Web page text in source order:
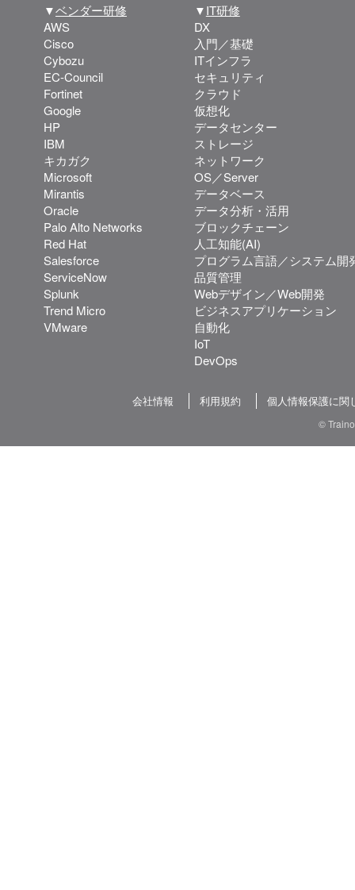
▼ベンダー研修
AWS
Cisco
Cybozu
EC-Council
Fortinet
Google
HP
IBM
キカガク
Microsoft
Mirantis
Oracle
Palo Alto Networks
Red Hat
Salesforce
ServiceNow
Splunk
Trend Micro
VMware
▼IT研修
DX
入門／基礎
ITインフラ
セキュリティ
クラウド
仮想化
データセンター
ストレージ
ネットワーク
OS／Server
データベース
データ分析・活用
ブロックチェーン
人工知能(AI)
プログラム言語／システム開
品質管理
Webデザイン／Web開発
ビジネスアプリケーション
自動化
IoT
DevOps
会社情報 利用規約 個人情報保護に関
©